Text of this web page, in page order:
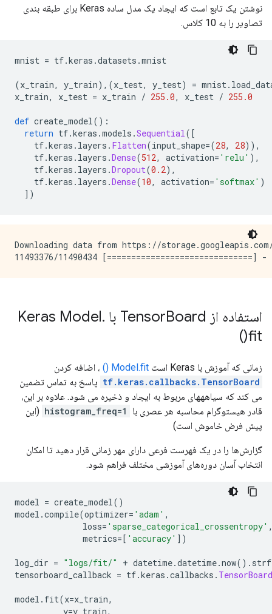
نوشتن یک تابع است که ایجاد یک مدل ساده Keras برای طبقه بندی
تصاویر را به 10 کلاس.
mnist = tf.keras .datasets .mnist
(x_train, y_train),(x_test, y_test) = mnist.
x_train, x_test = x_train / 255.0, x_test / 255.0
def create_model():
return tf.keras .models .Sequential([
tf.keras . layers . Flatten(input_shape=(28, 28)),
tf.keras . layers .Dense(512, activation= 'relu' ),
tf.keras . layers .Dropout(0.2),
tf.keras . layers .Dense(10, activation= 'softmax' )
])
Downloading data from https://
استفاده از Tensor Board با Keras Model
.
fit(
)
زمانی که آموزش با Keras است Model.fit ()
، اضافه کردن
tf.keras.callbacks.TensorBoard پاسخ به تماس تضمین
می کند که سیاهههای مربوط به ایجاد و ذخیره می شود. علاوه بر این،
قادر هیستوگرام محاسبه هر عصری با
histogram_freq=1 (این
پیش فرض خاموش است)
گزارش‌ها را در یک فهرست فرعی دارای مهر زمانی قرار دهید تا امکان
انتخاب آسان دوره‌های آموزشی مختلف فراهم شود.
model = create_model()
model .compile(optimizer= 'adam' ,
loss= 'sparse_categorical_crossentropy'
metrics=[ 'accuracy' ])
log_dir = "logs/fit/" + datetime.datetime.now().
tensorboard_callback = tf.keras .callbacks . TensorBoard
model . fit(x=x_train,
y=y_train,